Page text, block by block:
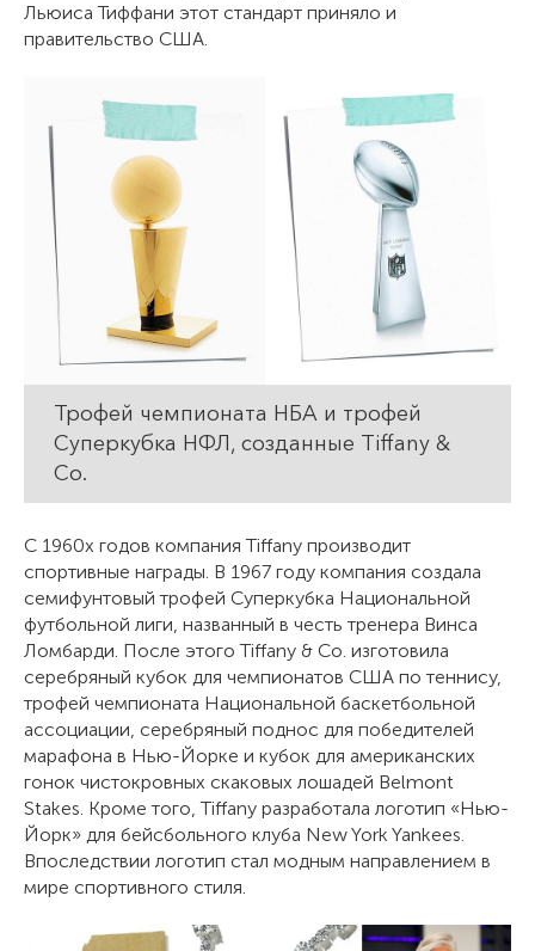
Льюиса Тиффани этот стандарт приняло и
правительство США.
Трофей чемпионата НБА и трофей
Суперкубка НФЛ, созданные Tiffany &
Co.
С 1960х годов компания Tiffany производит
спортивные награды. В 1967 году компания создала
семифунтовый трофей Суперкубка Национальной
футбольной лиги, названный в честь тренера Винса
Ломбарди. После этого Tiffany & Co. изготовила
серебряный кубок для чемпионатов США по теннису,
трофей чемпионата Национальной баскетбольной
ассоциации, серебряный поднос для победителей
марафона в Нью-Йорке и кубок для американских
гонок чистокровных скаковых лошадей Belmont
Stakes. Кроме того, Tiffany разработала логотип «Нью-
Йорк» для бейсбольного клуба New York Yankees.
Впоследствии логотип стал модным направлением в
мире спортивного стиля.